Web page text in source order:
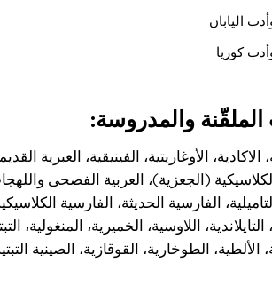
اليابان
كوريا
الملقّنة والمدروسة:
الأوغاريتية، الفينيقية، العبرية
الكلاسيكية (الجعزية)، العربية الفصحى
الفارسية الحديثة، الفارسية
التايلاندية، اللاوسية، الخميرية، المنغولية،
الألطية، الطوخارية، القوقازية، الصينية